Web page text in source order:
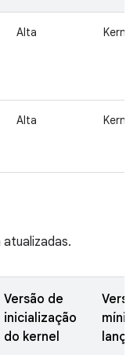
Alta Kernel
Alta Kernel
Versão de
inicialização
do kernel